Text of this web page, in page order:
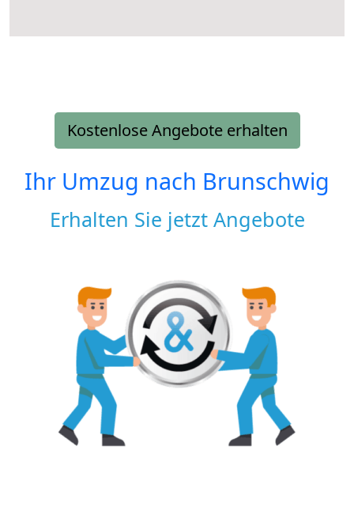
Kostenlose Angebote erhalten
Ihr Umzug nach Brunschwig
Erhalten Sie jetzt Angebote